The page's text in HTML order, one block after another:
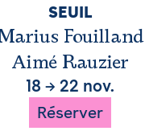
SEUIL
Fouilland
Aimé Rauzier
18 → 22 nov.
Réserver